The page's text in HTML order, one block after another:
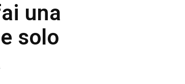
una
solo